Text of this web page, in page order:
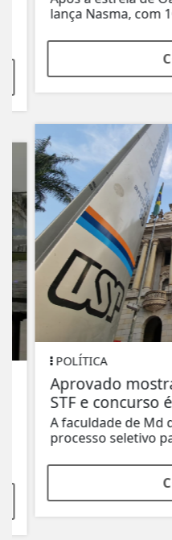
lança Nasma, com 10
POLÍTICA
Aprovado mostra
STF e concurso é
A faculdade de Md
processo seletivo